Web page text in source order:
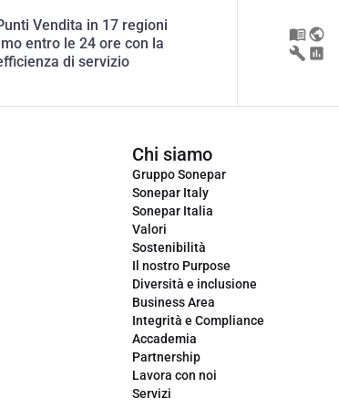
Vendita in 17 regioni
entro le 24 ore con la
di servizio
Chi siamo
Gruppo Sonepar
Sonepar Italy
Sonepar Italia
Valori
Sostenibilità
Il nostro Purpose
Diversità e inclusione
Business Area
Integrità e Compliance
Accademia
Partnership
Lavora con noi
Servizi